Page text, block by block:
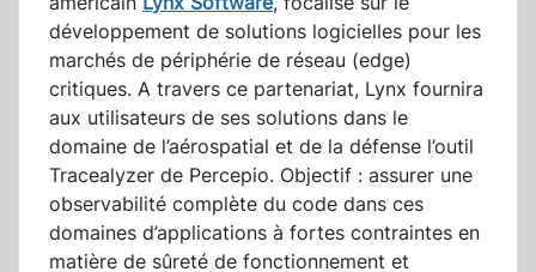
développement de solutions logicielles pour les
marchés de périphérie de réseau (edge)
critiques. A travers ce partenariat, Lynx fournira
aux utilisateurs de ses solutions dans le
domaine de l’aérospatial et de la défense l’outil
Tracealyzer de Percepio. Objectif : assurer une
observabilité complète du code dans ces
domaines d’applications à fortes contraintes en
matière de sûreté de fonctionnement et